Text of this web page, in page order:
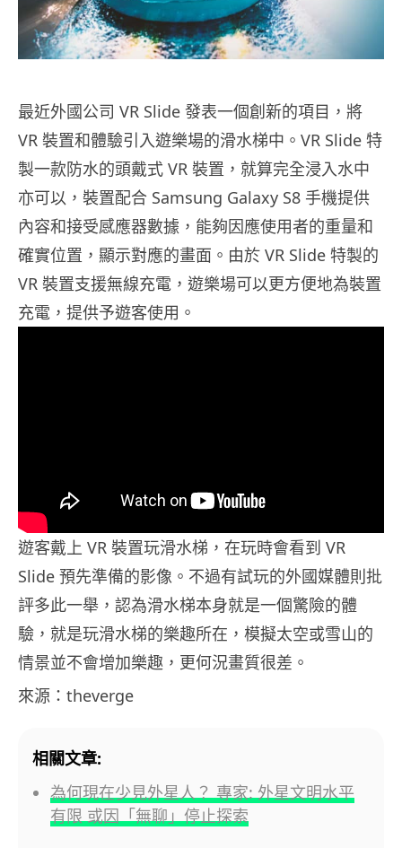
最近外國公司 VR Slide 發表一個創新的項目，將
VR 裝置和體驗引入遊樂場的滑水梯中。VR Slide 特
製一款防水的頭戴式 VR 裝置，就算完全浸入水中
亦可以，裝置配合 Samsung Galaxy S8 手機提供
內容和接受感應器數據，能夠因應使用者的重量和
確實位置，顯示對應的畫面。由於 VR Slide 特製的
VR 裝置支援無線充電，遊樂場可以更方便地為裝置
充電，提供予遊客使用。
遊客戴上 VR 裝置玩滑水梯，在玩時會看到 VR
Slide 預先準備的影像。不過有試玩的外國媒體則批
評多此一舉，認為滑水梯本身就是一個驚險的體
驗，就是玩滑水梯的樂趣所在，模擬太空或雪山的
情景並不會增加樂趣，更何況畫質很差。
來源：theverge
相關文章:
為何現在少見外星人？ 專家: 外星文明水平
有限 或因「無聊」停止探索